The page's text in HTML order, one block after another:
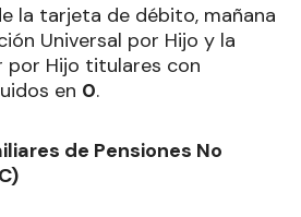
la tarjeta de débito, mañana
Universal por Hijo y la
por Hijo titulares con
en 0.
de Pensiones No